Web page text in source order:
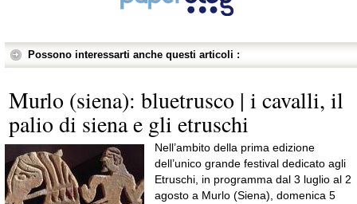
Possono interessarti anche questi articoli :
Murlo (siena): bluetrusco | i cavalli, il
palio di siena e gli etruschi
Nell’ambito della prima edizione
dell’unico grande festival dedicato agli
Etruschi, in programma dal 3 luglio al 2
agosto a Murlo (Siena), domenica 5